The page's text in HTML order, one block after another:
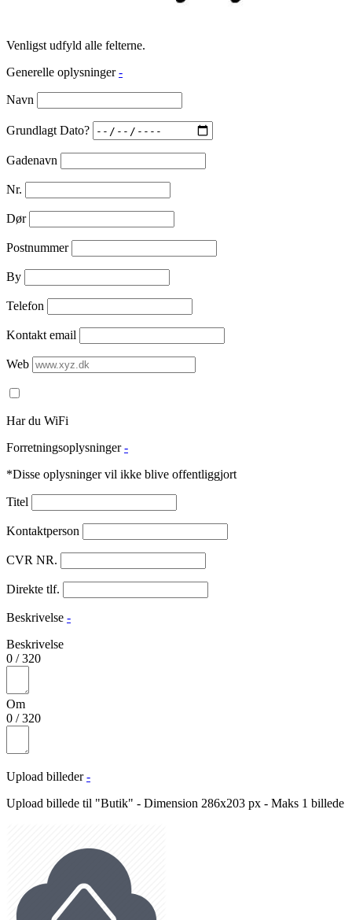
Venligst udfyld alle felterne.
Generelle oplysninger -
Navn
Grundlagt Dato?
Gadenavn
Nr.
Dør
Postnummer
By
Telefon
Kontakt email
Web
Har du WiFi
Forretningsoplysninger -
*Disse oplysninger vil ikke blive offentliggjort
Titel
Kontaktperson
CVR NR.
Direkte tlf.
Beskrivelse -
Beskrivelse
0 /320
Om
0 /320
Upload billeder -
Upload billede til "Butik" - Dimension 286x203 px - Maks 1 billede